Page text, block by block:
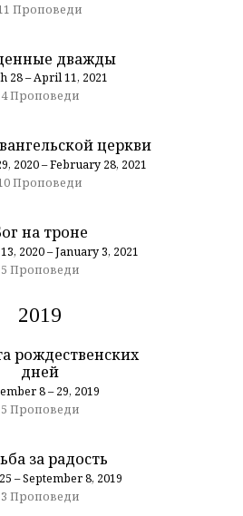
Проповеди
дважды
28 – April 11, 2021
4 Проповеди
церкви
2020 – February 28, 2021
Проповеди
на троне
2020 – January 3, 2021
5 Проповеди
2019
рождественских
дней
8 – 29, 2019
5 Проповеди
за радость
– September 8, 2019
3 Проповеди